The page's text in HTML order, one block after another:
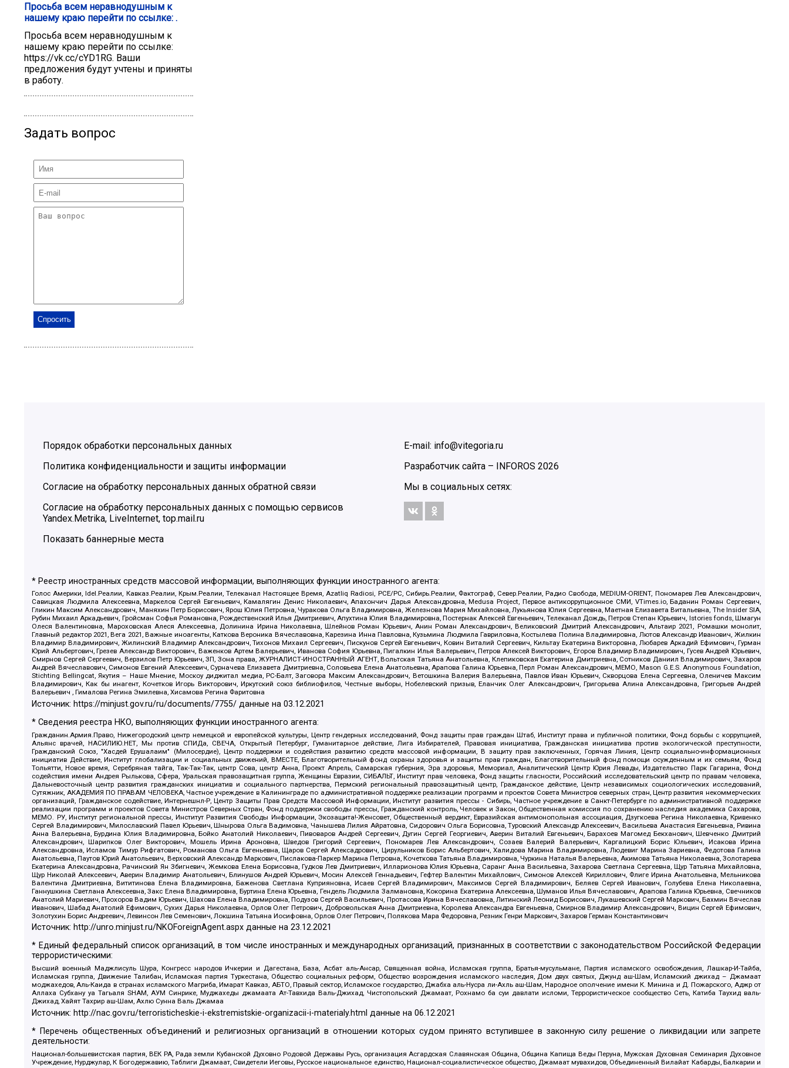
Просьба всем неравнодушным к
нашему краю перейти по ссылке: .
Просьба всем неравнодушным к
нашему краю перейти по ссылке:
https://vk.cc/cYD1RG. Ваши
предложения будут учтены и приняты
в работу.
Задать вопрос
Порядок обработки персональных данных
Политика конфиденциальности и защиты информации
Согласие на обработку персональных данных обратной связи
Согласие на обработку персональных данных с помощью сервисов
Yandex.Metrika, LiveInternet, top.mail.ru
Показать баннерные места
E-mail: info@vitegoria.ru
Разработчик сайта – INFOROS 2026
Мы в социальных сетях:
* Реестр иностранных средств массовой информации, выполняющих функции иностранного агента:
Голос Америки, Idel.Реалии, Кавказ.Реалии, Крым.Реалии, Телеканал Настоящее Время, Azatliq Radiosi, PCE/PC, Сибирь.Реалии, Фактограф, Север.Реалии, Радио Свобода, MEDIUM-ORIENT, Пономарев Лев Александрович,
Савицкая Людмила Алексеевна, Маркелов Сергей Евгеньевич, Камалягин Денис Николаевич, Апахончич Дарья Александровна, Medusa Project, Первое антикоррупционное СМИ, VTimes.io, Баданин Роман Сергеевич,
Гликин Максим Александрович, Маняхин Петр Борисович, Ярош Юлия Петровна, Чуракова Ольга Владимировна, Железнова Мария Михайловна, Лукьянова Юлия Сергеевна, Маетная Елизавета Витальевна, The Insider SIA,
Рубин Михаил Аркадьевич, Гройсман Софья Романовна, Рождественский Илья Дмитриевич, Апухтина Юлия Владимировна, Постернак Алексей Евгеньевич, Телеканал Дождь, Петров Степан Юрьевич, Istories fonds, Шмагун
Олеся Валентиновна, Мароховская Алеся Алексеевна, Долинина Ирина Николаевна, Шлейнов Роман Юрьевич, Анин Роман Александрович, Великовский Дмитрий Александрович, Альтаир 2021, Ромашки монолит,
Главный редактор 2021, Вега 2021, Важные иноагенты, Каткова Вероника Вячеславовна, Карезина Инна Павловна, Кузьмина Людмила Гавриловна, Костылева Полина Владимировна, Лютов Александр Иванович, Жилкин
Владимир Владимирович, Жилинский Владимир Александрович, Тихонов Михаил Сергеевич, Пискунов Сергей Евгеньевич, Ковин Виталий Сергеевич, Кильтау Екатерина Викторовна, Любарев Аркадий Ефимович, Гурман
Юрий Альбертович, Грезев Александр Викторович, Важенков Артем Валерьевич, Иванова София Юрьевна, Пигалкин Илья Валерьевич, Петров Алексей Викторович, Егоров Владимир Владимирович, Гусев Андрей Юрьевич,
Смирнов Сергей Сергеевич, Верзилов Петр Юрьевич, ЗП, Зона права, ЖУРНАЛИСТ-ИНОСТРАННЫЙ АГЕНТ, Вольтская Татьяна Анатольевна, Клепиковская Екатерина Дмитриевна, Сотников Даниил Владимирович, Захаров
Андрей Вячеславович, Симонов Евгений Алексеевич, Сурначева Елизавета Дмитриевна, Соловьева Елена Анатольевна, Арапова Галина Юрьевна, Перл Роман Александрович, МЕМО, Mason G.E.S. Anonymous Foundation,
Stichting Bellingcat, Якутия – Наше Мнение, Москоу диджитал медиа, РС-Балт, Заговора Максим Александрович, Ветошкина Валерия Валерьевна, Павлов Иван Юрьевич, Скворцова Елена Сергеевна, Оленичев Максим
Владимирович, Как бы инагент, Кочетков Игорь Викторович, Иркутский союз библиофилов, Честные выборы, Нобелевский призыв, Еланчик Олег Александрович, Григорьева Алина Александровна, Григорьев Андрей
Валерьевич , Гималова Регина Эмилевна, Хисамова Регина Фаритовна
Источник: https://minjust.gov.ru/ru/documents/7755/ данные на03.12.2021
* Сведения реестра НКО, выполняющих функции иностранного агента:
Гражданин.Армия.Право, Нижегородский центр немецкой и европейской культуры, Центр гендерных исследований, Фонд защиты прав граждан Штаб, Институт права и публичной политики, Фонд борьбы с коррупцией,
Альянс врачей, НАСИЛИЮ.НЕТ, Мы против СПИДа, СВЕЧА, Открытый Петербург, Гуманитарное действие, Лига Избирателей, Правовая инициатива, Гражданская инициатива против экологической преступности,
Гражданский Союз, "Хасдей Ерушалаим" (Милосердие), Центр поддержки и содействия развитию средств массовой информации, В защиту прав заключенных, Горячая Линия, Центр социально-информационных
инициатив Действие, Институт глобализации и социальных движений, ВМЕСТЕ, Благотворительный фонд охраны здоровья и защиты прав граждан, Благотворительный фонд помощи осужденным и их семьям, Фонд
Тольятти, Новое время, Серебряная тайга, Так-Так-Так, центр Сова, центр Анна, Проект Апрель, Самарская губерния, Эра здоровья, Мемориал, Аналитический Центр Юрия Левады, Издательство Парк Гагарина, Фонд
содействия имени Андрея Рылькова, Сфера, Уральская правозащитная группа, Женщины Евразии, СИБАЛЬТ, Институт прав человека, Фонд защиты гласности, Российский исследовательский центр по правам человека,
Дальневосточный центр развития гражданских инициатив и социального партнерства, Пермский региональный правозащитный центр, Гражданское действие, Центр независимых социологических исследований,
Сутяжник, АКАДЕМИЯ ПО ПРАВАМ ЧЕЛОВЕКА, Частное учреждение в Калининграде по административной поддержке реализации программ и проектов Совета Министров северных стран, Центр развития некоммерческих
организаций, Гражданское содействие, Интернешнл-Р, Центр Защиты Прав Средств Массовой Информации, Институт развития прессы - Сибирь, Частное учреждение в Санкт-Петербурге по административной поддержке
реализации программ и проектов Совета Министров Северных Стран, Фонд поддержки свободы прессы, Гражданский контроль, Человек и Закон, Общественная комиссия по сохранению наследия академика Сахарова,
МЕМО. РУ, Институт региональной прессы, Институт Развития Свободы Информации, Экозащита!-Женсовет, Общественный вердикт, Евразийская антимонопольная ассоциация, Дзугкоева Регина Николаевна, Кривенко
Сергей Владимирович, Милославский Павел Юрьевич, Шнырова Ольга Вадимовна, Чанышева Лилия Айратовна, Сидорович Ольга Борисовна, Туровский Александр Алексеевич, Васильева Анастасия Евгеньевна, Ривина
Анна Валерьевна, Бурдина Юлия Владимировна, Бойко Анатолий Николаевич, Пивоваров Андрей Сергеевич, Дугин Сергей Георгиевич, Аверин Виталий Евгеньевич, Барахоев Магомед Бекханович, Шевченко Дмитрий
Александрович, Шарипков Олег Викторович, Мошель Ирина Ароновна, Шведов Григорий Сергеевич, Пономарев Лев Александрович, Созаев Валерий Валерьевич, Каргалицкий Борис Юльевич, Исакова Ирина
Александровна, Исламов Тимур Рифгатович, Романова Ольга Евгеньевна, Щаров Сергей Алексадрович, Цирульников Борис Альбертович, Халидова Марина Владимировна, Людевиг Марина Зариевна, Федотова Галина
Анатольевна, Паутов Юрий Анатольевич, Верховский Александр Маркович, Пислакова-Паркер Марина Петровна, Кочеткова Татьяна Владимировна, Чуркина Наталья Валерьевна, Акимова Татьяна Николаевна, Золотарева
Екатерина Александровна, Рачинский Ян Збигневич, Жемкова Елена Борисовна, Гудков Лев Дмитриевич, Илларионова Юлия Юрьевна, Саранг Анна Васильевна, Захарова Светлана Сергеевна, Щур Татьяна Михайловна,
Щур Николай Алексеевич, Аверин Владимир Анатольевич, Блинушов Андрей Юрьевич, Мосин Алексей Геннадьевич, Гефтер Валентин Михайлович, Симонов Алексей Кириллович, Флиге Ирина Анатольевна, Мельникова
Валентина Дмитриевна, Вититинова Елена Владимировна, Баженова Светлана Куприяновна, Исаев Сергей Владимирович, Максимов Сергей Владимирович, Беляев Сергей Иванович, Голубева Елена Николаевна,
Ганнушкина Светлана Алексеевна, Закс Елена Владимировна, Буртина Елена Юрьевна, Гендель Людмила Залмановна, Кокорина Екатерина Алексеевна, Шуманов Илья Вячеславович, Арапова Галина Юрьевна, Свечников
Анатолий Мариевич, Прохоров Вадим Юрьевич, Шахова Елена Владимировна, Подузов Сергей Васильевич, Протасова Ирина Вячеславовна, Литинский Леонид Борисович, Лукашевский Сергей Маркович, Бахмин Вячеслав
Иванович, Шабад Анатолий Ефимович, Сухих Дарья Николаевна, Орлов Олег Петрович, Добровольская Анна Дмитриевна, Королева Александра Евгеньевна, Смирнов Владимир Александрович, Вицин Сергей Ефимович,
Золотухин Борис Андреевич, Левинсон Лев Семенович, Локшина Татьяна Иосифовна, Орлов Олег Петрович, Полякова Мара Федоровна, Резник Генри Маркович, Захаров Герман Константинович
Источник: http://unro.minjust.ru/NKOForeignAgent.aspx данные на23.12.2021
* Единый федеральный список организаций, в том числе иностранных и международных организаций, признанных в соответствии с законодательством Российской Федерации
террористическими:
Высший военный Маджлисуль Шура, Конгресс народов Ичкерии и Дагестана, База, Асбат аль-Ансар, Священная война, Исламская группа, Братья-мусульмане, Партия исламского освобождения, Лашкар-И-Тайба,
Исламская группа, Движение Талибан, Исламская партия Туркестана, Общество социальных реформ, Общество возрождения исламского наследия, Дом двух святых, Джунд аш-Шам, Исламский джихад – Джамаат
моджахедов, Аль-Каида в странах исламского Магриба, Имарат Кавказ, АБТО, Правый сектор, Исламское государство, Джабха аль-Нусра ли-Ахль аш-Шам, Народное ополчение имени К. Минина и Д. Пожарского, Аджр от
Аллаха Субхану уа Тагьаля SHAM, АУМ Синрике, Муджахеды джамаата Ат-Тавхида Валь-Джихад, Чистопольский Джамаат, Рохнамо ба суи давлати исломи, Террористическое сообщество Сеть, Катиба Таухид валь-
Джихад, Хайят Тахрир аш-Шам, Ахлю Сунна Валь Джамаа
Источник: http://nac.gov.ru/terroristicheskie-i-ekstremistskie-organizacii-i-materialy.html данные на06.12.2021
* Перечень общественных объединений и религиозных организаций в отношении которых судом принято вступившее в законную силу решение о ликвидации или запрете
деятельности:
Национал-большевистская партия, ВЕК РА, Рада земли Кубанской Духовно Родовой Державы Русь, организация Асгардская Славянская Община, Община Капища Веды Перуна, Мужская Духовная Семинария Духовное
Учреждение, Нурджулар, К Богодержавию, Таблиги Джамаат, Свидетели Иеговы, Русское национальное единство, Национал-социалистическое общество, Джамаат мувахидов, Объединенный Вилайат Кабарды, Балкарии и